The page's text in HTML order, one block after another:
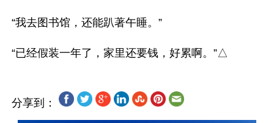
“我去图书馆，还能趴著午睡。”
分享到：